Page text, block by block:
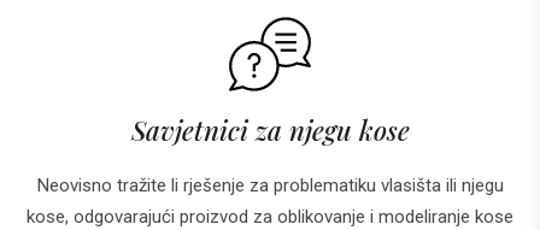
Savjetnici za njegu kose
Neovisno tražite li rješenje za problematiku vlasišta ili njegu
kose, odgovarajući proizvod za oblikovanje i modeliranje kose